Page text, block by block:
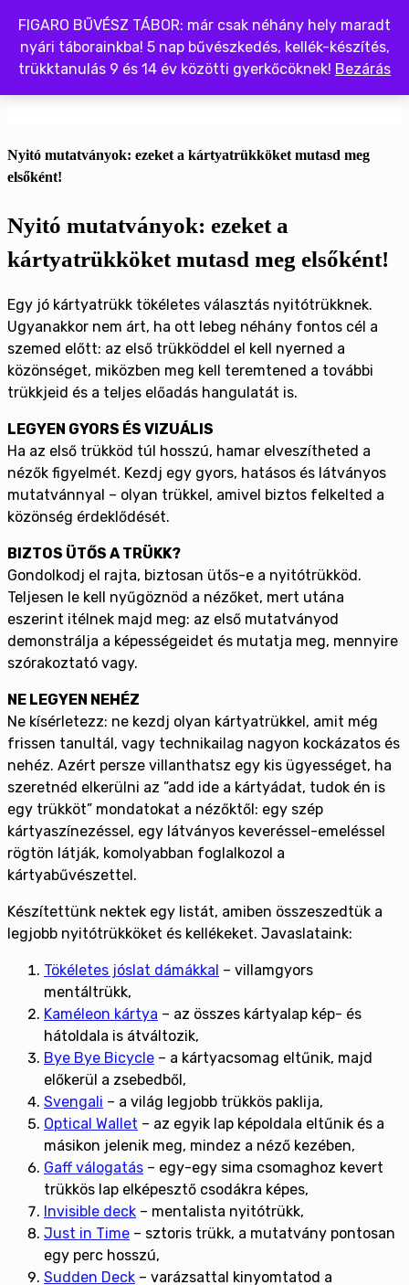
FIGARO BŰVÉSZ TÁBOR: már csak néhány hely maradt
nyári táborainkba! 5 nap bűvészkedés, kellék-készítés,
trükktanulás 9 és 14 év közötti gyerkőcöknek! Bezárás
Kilépés
tartalomba
Menü
Nyitó mutatványok: ezeket a kártyatrükköket mutasd meg
elsőként!
Nyitó mutatványok: ezeket a
kártyatrükköket mutasd meg elsőként!
Egy jó kártyatrükk tökéletes választás nyitótrükknek.
Ugyanakkor nem árt, ha ott lebeg néhány fontos cél a
szemed előtt: az első trükköddel el kell nyerned a
közönséget, miközben meg kell teremtened a további
trükkjeid és a teljes előadás hangulatát is.
LEGYEN GYORS ÉS VIZUÁLIS
Ha az első trükköd túl hosszú, hamar elveszítheted a
nézők figyelmét. Kezdj egy gyors, hatásos és látványos
mutatvánnyal – olyan trükkel, amivel biztos felkelted a
közönség érdeklődését.
BIZTOS ÜTŐS A TRÜKK?
Gondolkodj el rajta, biztosan ütős-e a nyitótrükköd.
Teljesen le kell nyűgöznöd a nézőket, mert utána
eszerint itélnek majd meg: az első mutatványod
demonstrálja a képességeidet és mutatja meg, mennyire
szórakoztató vagy.
NE LEGYEN NEHÉZ
Ne kísérletezz: ne kezdj olyan kártyatrükkel, amit még
frissen tanultál, vagy technikailag nagyon kockázatos és
nehéz. Azért persze villanthatsz egy kis ügyességet, ha
szeretnéd elkerülni az ”add ide a kártyádat, tudok én is
egy trükköt” mondatokat a nézőktől: egy szép
kártyaszínezéssel, egy látványos keveréssel-emeléssel
rögtön látják, komolyabban foglalkozol a
kártyabűvészettel.
Készítettünk nektek egy listát, amiben összeszedtük a
legjobb nyitótrükköket és kellékeket. Javaslataink:
Tökéletes jóslat dámákkal – villamgyors
mentáltrükk,
Kaméleon kártya – az összes kártyalap kép- és
hátoldala is átváltozik,
Bye Bye Bicycle – a kártyacsomag eltűnik, majd
előkerül a zsebedből,
Svengali – a világ legjobb trükkös paklija,
Optical Wallet – az egyik lap képoldala eltűnik és a
másikon jelenik meg, mindez a néző kezében,
Gaff válogatás – egy-egy sima csomaghoz kevert
trükkös lap elképesztő csodákra képes,
Invisible deck – mentalista nyitótrükk,
Just in Time – sztoris trükk, a mutatvány pontosan
egy perc hosszú,
Sudden Deck – varázsattal kinyomtatod a